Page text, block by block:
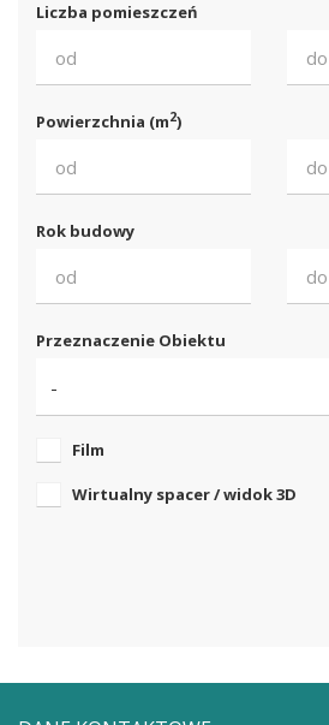
Liczba pomieszczeń
Powierzchnia (m2)
Rok budowy
Przeznaczenie Obiektu
-
Film
Wirtualny spacer / widok 3D